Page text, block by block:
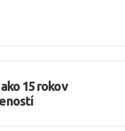
15 rokov